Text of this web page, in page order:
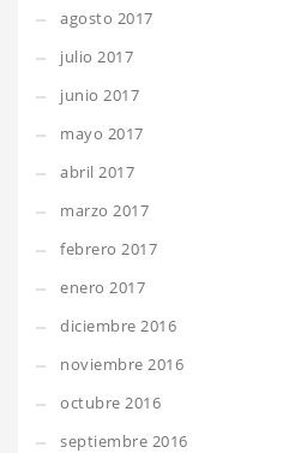
agosto 2017
julio 2017
junio 2017
mayo 2017
abril 2017
marzo 2017
febrero 2017
enero 2017
diciembre 2016
noviembre 2016
octubre 2016
septiembre 2016